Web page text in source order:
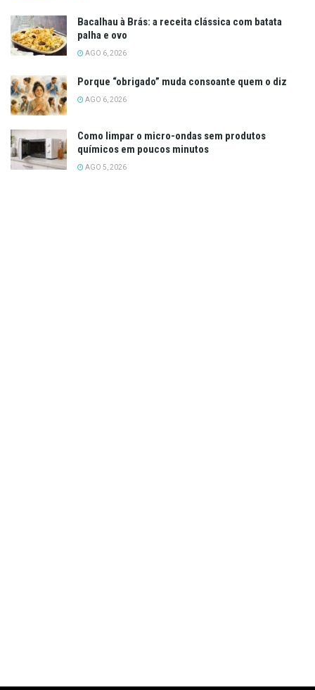
Bacalhau à Brás: a receita clássica com batata
palha e ovo
AGO 6, 2026
Porque “obrigado” muda consoante quem o diz
AGO 6, 2026
Como limpar o micro-ondas sem produtos
químicos em poucos minutos
AGO 5, 2026